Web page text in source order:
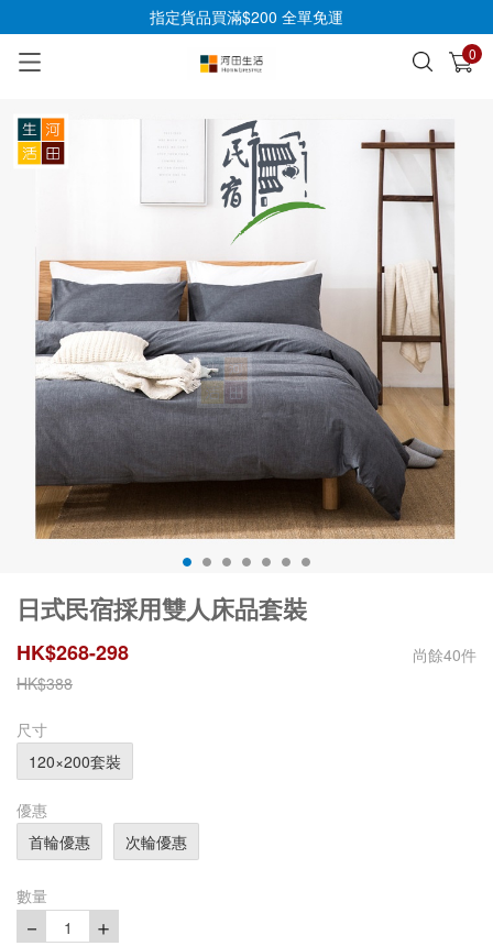
指定貨品買滿$200 全單免運
0
已加入購物車 查看
日式民宿採用雙人床品套裝
HK$268-298 尚餘40件
HK$388
尺寸
120×200套裝
優惠
首輪優惠
次輪優惠
數量
－ 1 ＋